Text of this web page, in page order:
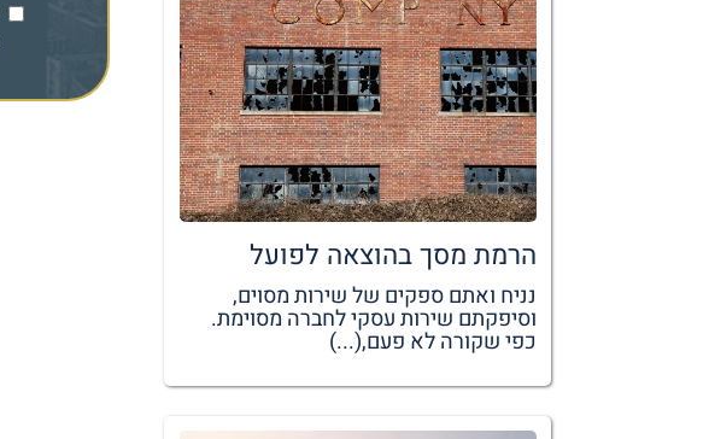
הרמת מסך בהוצאה לפועל
נניח ואתם ספקים של שירות מסוים,
וסיפקתם שירות עסקי לחברה מסוימת.
כפי שקורה לא פעם,(...)